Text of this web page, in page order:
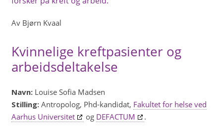
Av Bjørn Kvaal
Kvinnelige kreftpasienter og
arbeidsdeltakelse
Navn: Louise Sofia Madsen
Stilling: Antropolog, Phd-kandidat, Fakultet for helse ved
Aarhus Universitet
og DEFACTUM .